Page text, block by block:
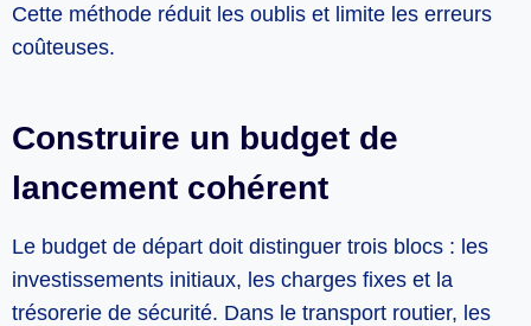
Cette méthode réduit les oublis et limite les erreurs
coûteuses.
Construire un budget de
lancement cohérent
Le budget de départ doit distinguer trois blocs : les
investissements initiaux, les charges fixes et la
trésorerie de sécurité. Dans le transport routier, les